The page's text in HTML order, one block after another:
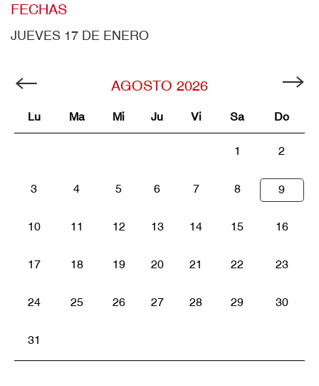
FECHAS
JUEVES 17 DE ENERO
AGOSTO 2026
Lu Ma Mi Ju Vi Sa Do
1 2
3 4 5 6 7 8 9
10 11 12 13 14 15 16
17 18 19 20 21 22 23
24 25 26 27 28 29 30
31